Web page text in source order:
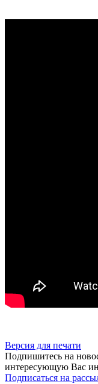
Версия для печати
Подпишитесь на
интересующую Вас
Подписаться на